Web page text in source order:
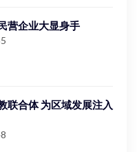
营企业大显身手
联合体 为区域发展注入